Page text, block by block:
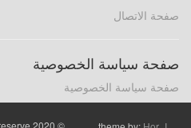
صفحة الاتصال
صفحة سياسة الخصوصية
صفحة سياسة الخصوصية
© 2020 Horizon-informatique ALL rights reserve